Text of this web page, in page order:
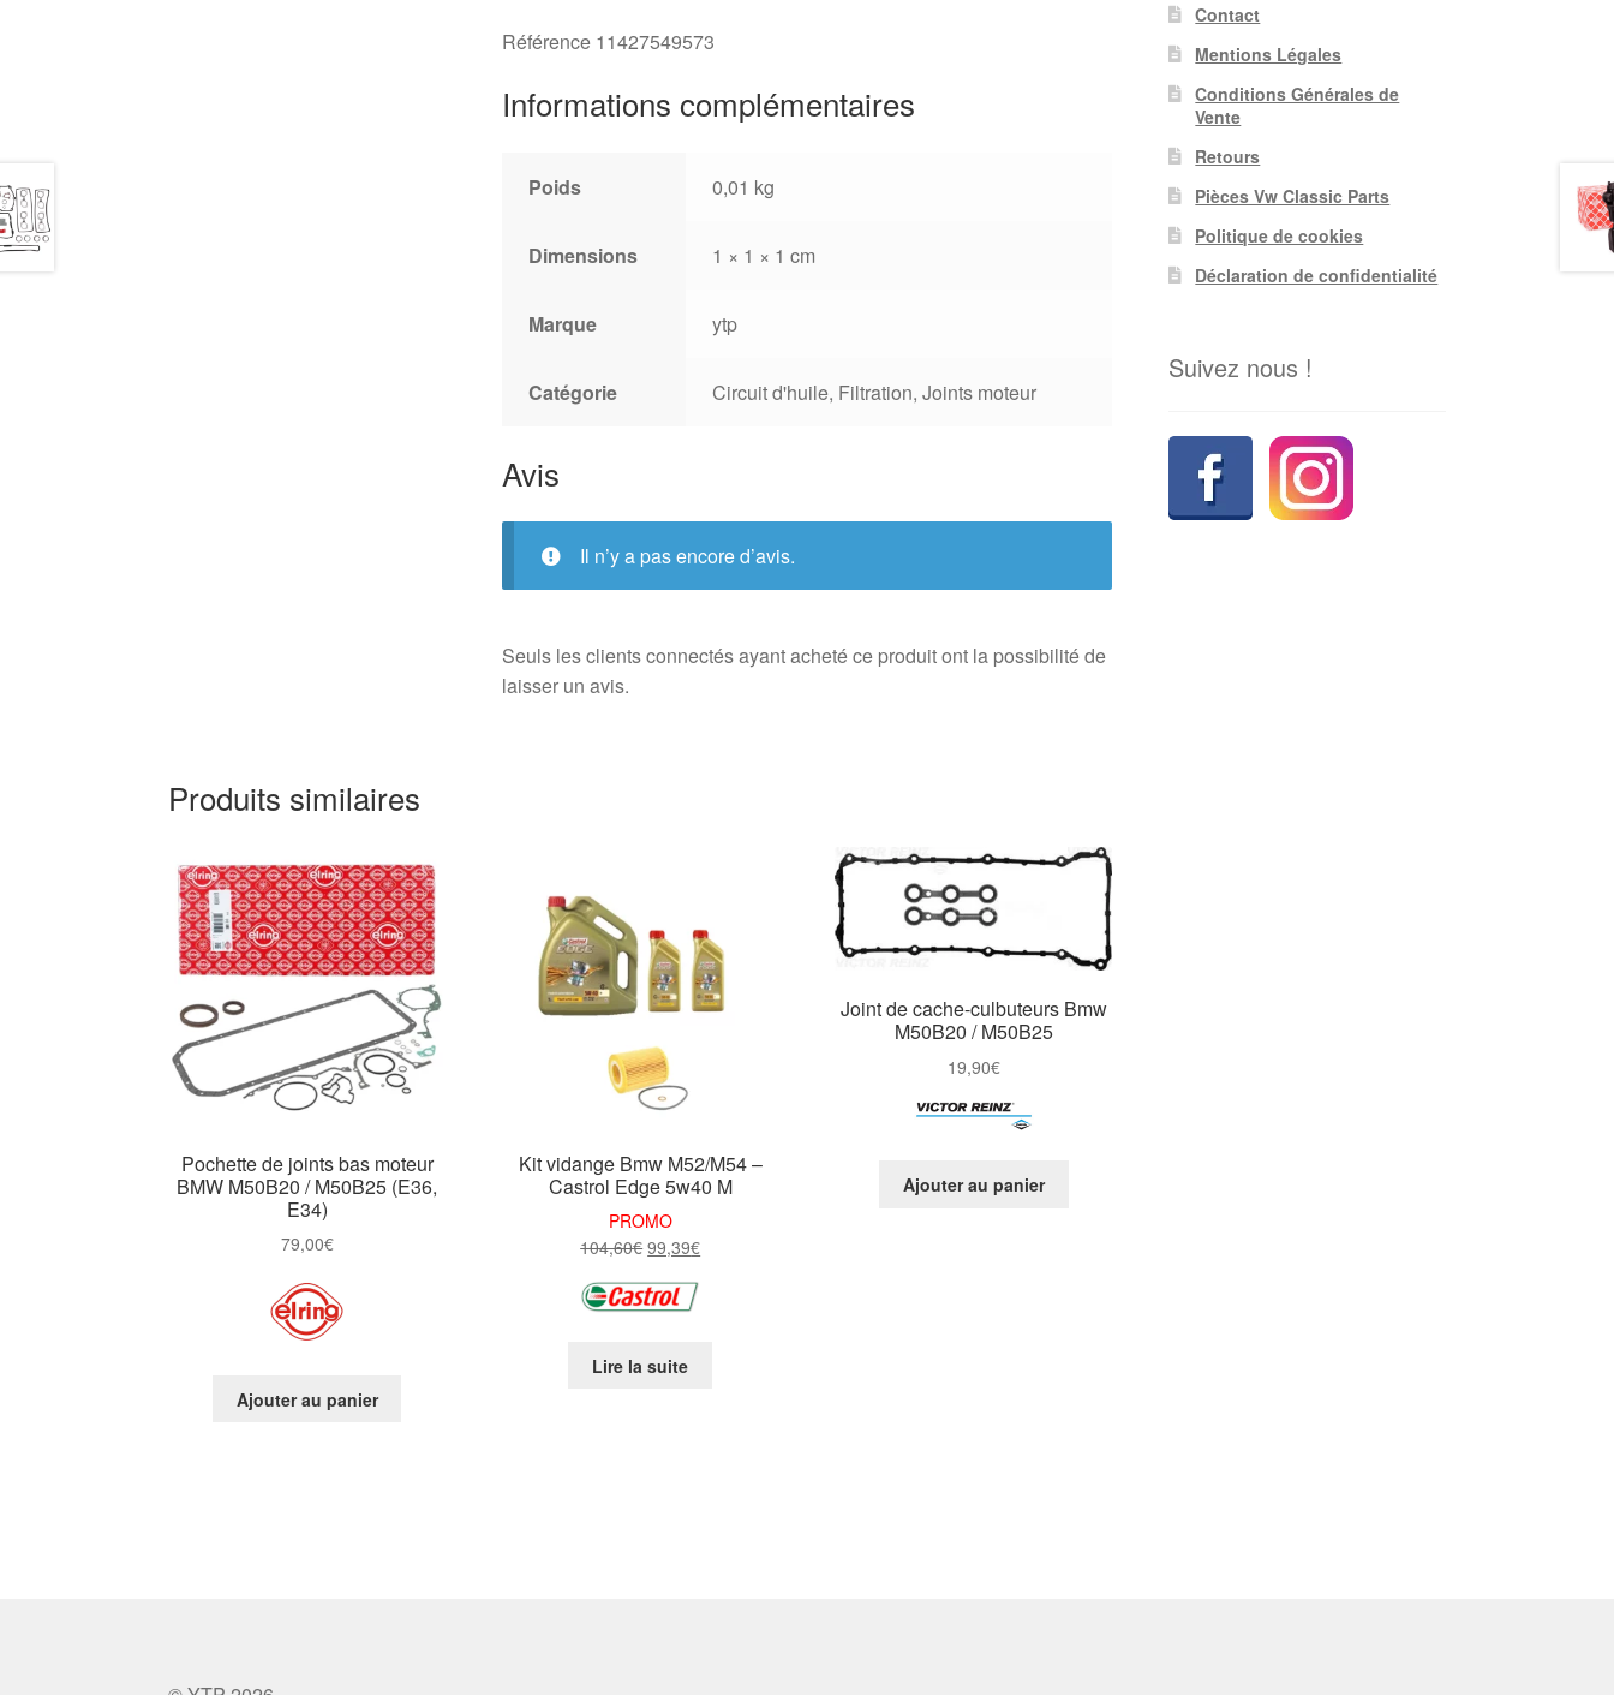
Référence 11427549573
Informations complémentaires
Poids 0,01 kg
Dimensions 1 × 1 × 1 cm
Marque ytp
Catégorie Circuit d'huile, Filtration, Joints moteur
Avis
Il n’y a pas encore d’avis.
Seuls les clients connectés ayant acheté ce produit ont la possibilité de
laisser un avis.
Produits similaires
Pochette de joints bas moteur
BMW M50B20 / M50B25 (E36,
E34)
79,00€
Ajouter au panier
Kit vidange Bmw M52/M54 –
Castrol Edge 5w40 M
PROMO
104,60€Le
initial
99,39€Le
Lire la suite
Joint de cache-culbuteurs Bmw
M50B20 / M50B25
19,90€
Ajouter au panier
Contact
Mentions Légales
Conditions Générales de
Vente
Retours
Pièces Vw Classic Parts
Politique de cookies
Déclaration de confidentialité
Suivez nous !